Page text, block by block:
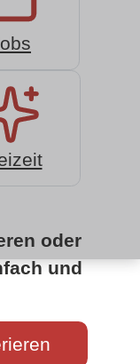
oder
und